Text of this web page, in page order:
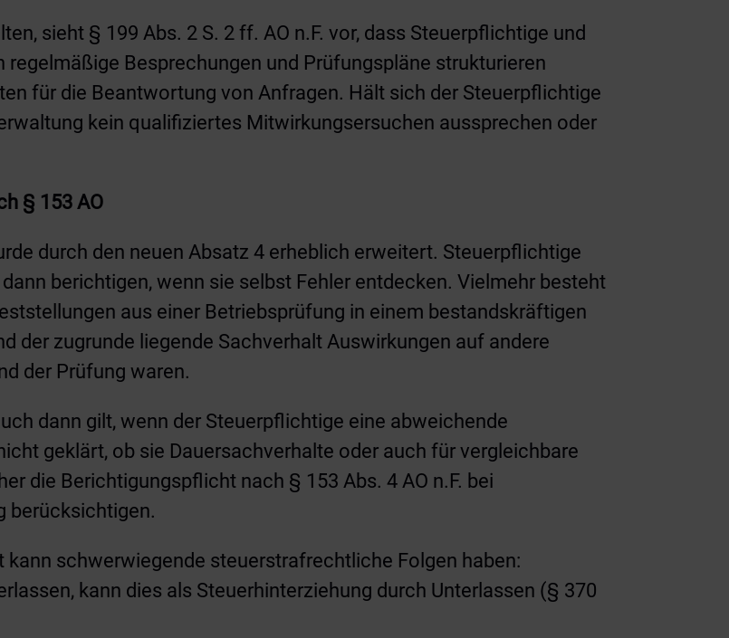
sieht § 199 Abs. 2 S. 2 ff. AO n.F. vor, dass Steuerpflichtige und
Besprechungen und Prüfungspläne strukturieren
für die Beantwortung von Anfragen. Hält sich der Steuerpflichtige
kein qualifiziertes Mitwirkungsersuchen aussprechen oder
§ 153 AO
durch den neuen Absatz 4 erheblich erweitert. Steuerpflichtige
berichtigen, wenn sie selbst Fehler entdecken. Vielmehr besteht
aus einer Betriebsprüfung in einem bestandskräftigen
der zugrunde liegende Sachverhalt Auswirkungen auf andere
der Prüfung waren.
dann gilt, wenn der Steuerpflichtige eine abweichende
geklärt, ob sie Dauersachverhalte oder auch für vergleichbare
die Berichtigungspflicht nach § 153 Abs. 4 AO n.F. bei
berücksichtigen.
schwerwiegende steuerstrafrechtliche Folgen haben:
kann dies als Steuerhinterziehung durch Unterlassen (§ 370